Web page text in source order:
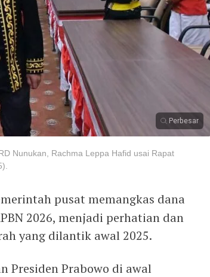
Perbesar
Nunukan, Rachma Leppa Hafid usai Rapat
pusat memangkas dana
2026, menjadi perhatian dan
yang dilantik awal 2025.
Presiden Prabowo di awal